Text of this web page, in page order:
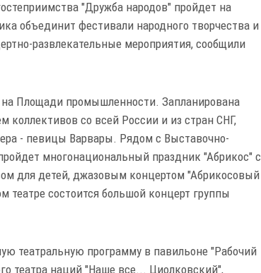
"Дружба народов" пройдет на
объединит фестивали народного творчества и
развлекательные мероприятия, сообщили
на Площади промышленности. Запланирована
коллективов со всей России и из стран СНГ,
- певицы Варвары. Рядом с Выставочно-
многонациональный праздник "Абрикос" с
для детей, джазовым концертом "Абрикосовый
состоится большой концерт группы
театральную программу в павильоне "Рабочий
театра наций "Наше все... Циолковский",